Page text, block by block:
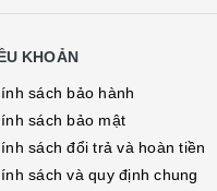
KHOẢN
sách bảo hành
sách bảo mật
sách đổi trả và hoàn tiền
sách và quy định chung